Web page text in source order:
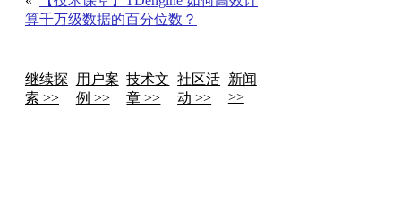
算千万级数据的百分位数？
继续探
索 >>
用户案
例 >>
技术文
章 >>
社区活
动 >>
新闻
>>